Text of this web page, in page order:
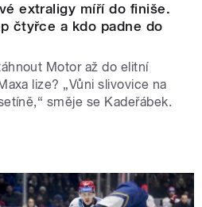
extraligy míří do finiše.
čtyřce a kdo padne do
Motor až do elitní
lize? „Vůni slivovice na
směje se Kadeřábek.